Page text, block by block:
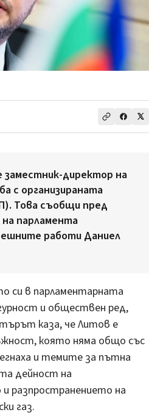
заместник-директор на
с организираната
Това съобщи пред
парламента
работи Даниел
си в парламентарната
и обществен ред,
каза, че Литов е
която няма общо със
и темите за пътна
дейност на
разпространението на
газ.